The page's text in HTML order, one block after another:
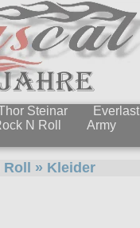
Steinar Everlast
N Roll Army
» Kleider